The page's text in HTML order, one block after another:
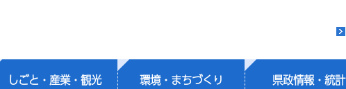
しごと・産業・観光 環境・まちづくり 県政情報・統計